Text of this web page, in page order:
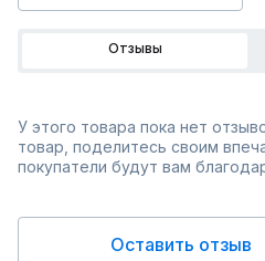
Отзывы
У этого товара пока нет
товар, поделитесь своим
покупатели будут вам
Оставить отзыв